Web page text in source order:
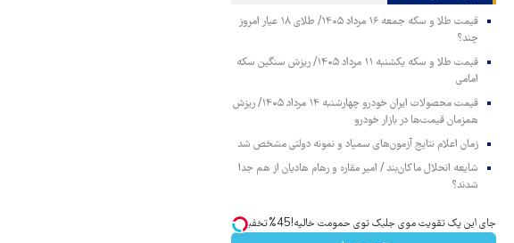
قیمت طلا و سکه جمعه ۱۶ مرداد ۱۴۰۵/ طلای ۱۸ عیار امروز
چند؟
قیمت طلا و سکه یکشنبه ۱۱ مرداد ۱۴۰۵/ ریزش سنگین سکه
امامی
قیمت محصولات ایران خودرو چهارشنبه ۱۴ مرداد ۱۴۰۵/ ریزش
همزمان قیمت‌ها در بازار خودرو
زمان اعلام نتایج آزمون‌های سمپاد و نمونه دولتی مشخص شد
شایعه انحلال ماکان‌بند / امیر مقاره و رهام هادیان از هم جدا
شدند؟
جای این پک تقویت موی جلبک توی حمومت خالیه!45%تخفیف